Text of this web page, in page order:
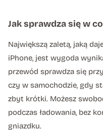
Jak sprawdza się w
Największą zaletą, jaką
iPhone, jest wygoda
przewód sprawdza się
czy w samochodzie, gdy
zbyt krótki. Możesz
podczas ładowania, bez
gniazdku.